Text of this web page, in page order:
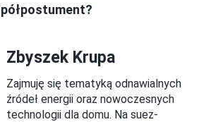
Zbyszek Krupa
Zajmuję się tematyką odnawialnych
źródeł energii oraz nowoczesnych
technologii dla domu. Na suez-